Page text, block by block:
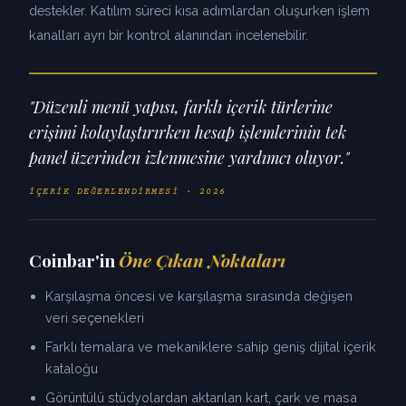
destekler. Katılım süreci kısa adımlardan oluşurken işlem
kanalları ayrı bir kontrol alanından incelenebilir.
"Düzenli menü yapısı, farklı içerik türlerine
erişimi kolaylaştırırken hesap işlemlerinin tek
panel üzerinden izlenmesine yardımcı oluyor."
İÇERIK DEĞERLENDIRMESI · 2026
Coinbar'inÖne Çıkan Noktaları
Karşılaşma öncesi ve karşılaşma sırasında değişen
veri seçenekleri
Farklı temalara ve mekaniklere sahip geniş dijital içerik
kataloğu
Görüntülü stüdyolardan aktarılan kart, çark ve masa